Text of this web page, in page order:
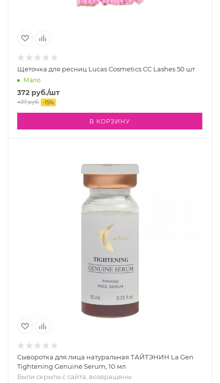
Щеточка для ресниц Lucas Cosmetics CC Lashes 50 шт
Мало
372 руб./шт
437руб. -15%
В КОРЗИНУ
Сыворотка для лица натуральная ТАЙТЭНИН La Gen
Tightening Genuine Serum, 10 мл
Были скрыты с сайта, возвращены